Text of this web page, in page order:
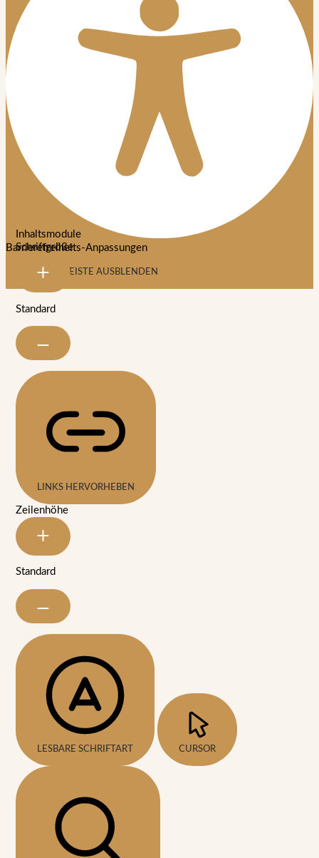
Barrierefreiheits-Anpassungen
SYMBOLLEISTE AUSBLENDEN
Inhaltsmodule
Schriftgröße
Standard
LINKS HERVORHEBEN
Zeilenhöhe
Standard
LESBARE SCHRIFTART CURSOR